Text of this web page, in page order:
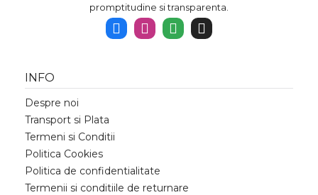
promptitudine si transparenta.
INFO
Despre noi
Transport si Plata
Termeni si Conditii
Politica Cookies
Politica de confidentialitate
Termenii si conditiile de returnare